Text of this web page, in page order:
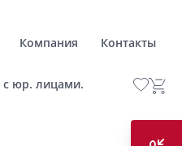
Компания Контакты
с юр. лицами.